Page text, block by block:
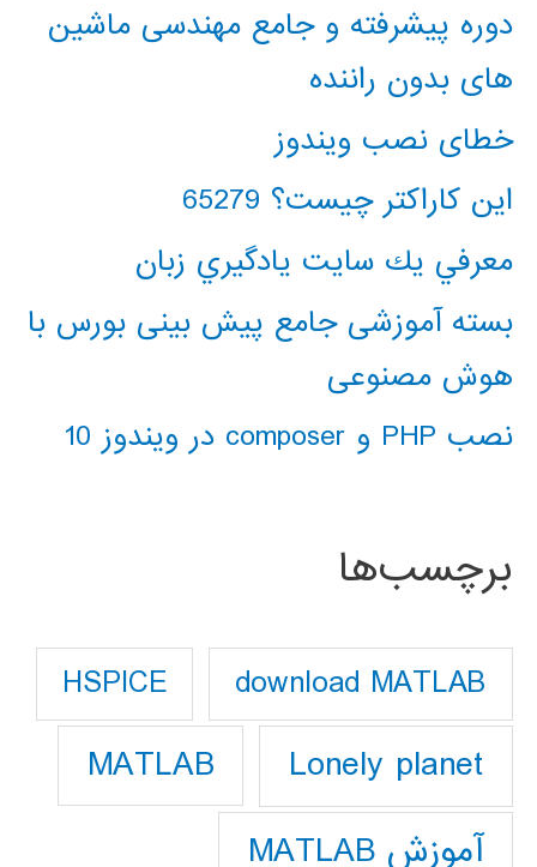
دوره پیشرفته و جامع مهندسی ماشین
های بدون راننده
خطای نصب ویندوز
این کاراکتر چیست؟ 65279
معرفي يك سايت يادگيري زبان
بسته آموزشی جامع پیش بینی بورس با
هوش مصنوعی
نصب PHP و composer در ویندوز 10
برچسب‌ها
download MATLAB
HSPICE
Lonely planet
MATLAB
آموزش MATLAB